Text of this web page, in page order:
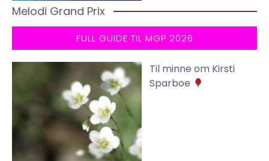
Melodi Grand Prix
FULL GUIDE TIL MGP 2026
Til minne om Kirsti
Sparboe